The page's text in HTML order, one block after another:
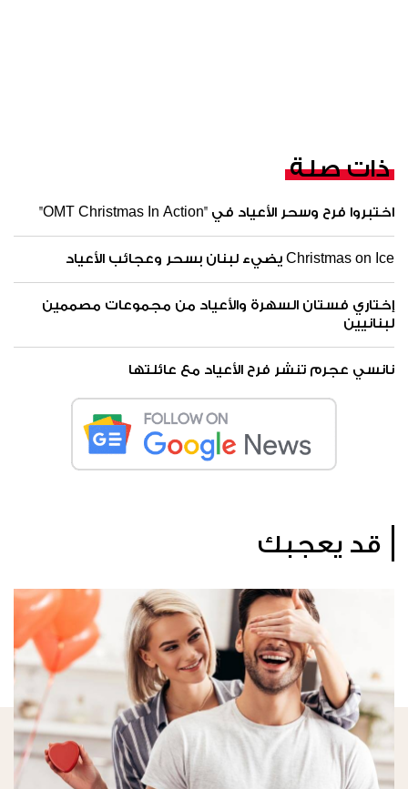
ذات صلة
اختبروا فرح وسحر الأعياد في "OMT Christmas In Action"
Christmas on Ice يضيء لبنان بسحر وعجائب الأعياد
إختاري فستان السهرة والأعياد من مجموعات مصممين
لبنانيين
نانسي عجرم تنشر فرح الأعياد مع عائلتها
قد يعجبك